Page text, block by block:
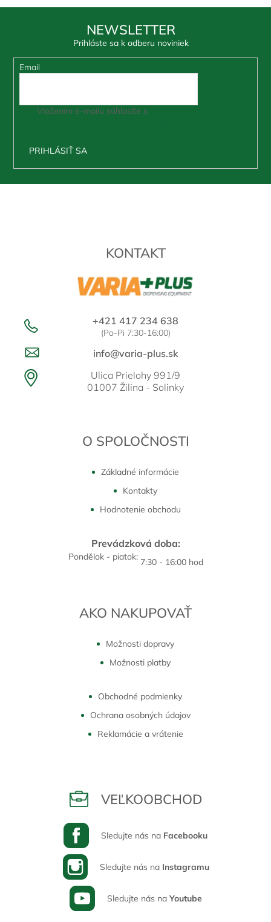
NEWSLETTER
Prihláste sa k odberu noviniek
Email
Vložením e-mailu súhlasíte s
PRIHLÁSIŤ SA
KONTAKT
+421 417 234 638
(Po-Pi 7:30-16:00)
info@varia-plus.sk
Ulica Prielohy 991/9
01007 Žilina - Solinky
O SPOLOČNOSTI
Základné informácie
Kontakty
Hodnotenie obchodu
Prevádzková doba:
Pondělok - piatok: 7:30 - 16:00 hod
AKO NAKUPOVAŤ
Možnosti dopravy
Možnosti platby
Obchodné podmienky
Ochrana osobných údajov
Reklamácie a vrátenie
VEĽKOOBCHOD
Sledujte nás na Facebooku
Sledujte nás na Instagramu
Sledujte nás na Youtube